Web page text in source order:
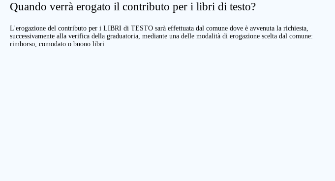
Quando verrà erogato il contributo per i libri di testo?
L'erogazione del contributo per i LIBRI di TESTO sarà effettuata dal comune dove è avvenuta la richiesta,
successivamente alla verifica della graduatoria, mediante una delle modalità di erogazione scelta dal comune:
rimborso, comodato o buono libri.